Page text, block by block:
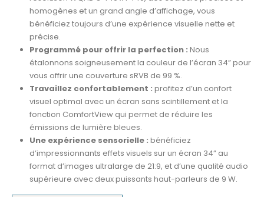
homogènes et un grand angle d’affichage, vous
bénéficiez toujours d’une expérience visuelle nette et
précise.
Programmé pour offrir la perfection : Nous
étalonnons soigneusement la couleur de l’écran 34” pour
vous offrir une couverture sRVB de 99 %.
Travaillez confortablement : profitez d’un confort
visuel optimal avec un écran sans scintillement et la
fonction ComfortView qui permet de réduire les
émissions de lumière bleues.
Une expérience sensorielle : bénéficiez
d’impressionnants effets visuels sur un écran 34” au
format d’images ultralarge de 21:9, et d’une qualité audio
supérieure avec deux puissants haut-parleurs de 9 W.